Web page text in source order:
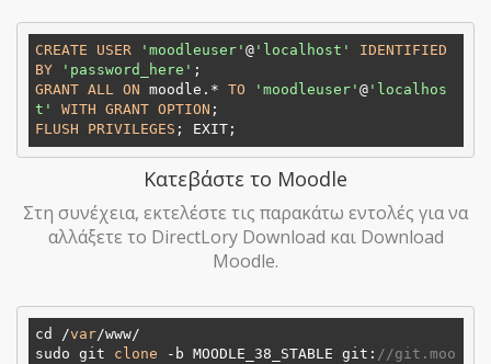
CREATE USER 'moodleuser' @ 'localhost'
IDENTIFIED
BY
'password_here'
GRANT ALL ON moodle.* TO 'moodleuser' @ 'localhos
t'
WITH GRANT OPTION
FLUSH
PRIVILEGES
Κατεβάστε το Moodle
Στη συνέχεια, εκτελέστε τις παρακάτω εντολές για να
αλλάξετε το DirectLory Download και Download
Moodle.
cd /var/www/
sudo git clone -b MOODLE_38_STABLE git: //git.moo